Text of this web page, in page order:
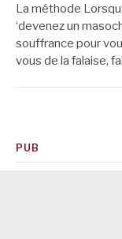
La méthode
‘devenez un
souffrance pour
vous de la falaise,
PUB